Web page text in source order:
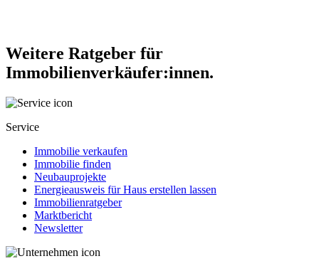
Weitere Ratgeber für
Immobilienverkäufer:innen.
Service
Immobilie verkaufen
Immobilie finden
Neubauprojekte
Energieausweis für Haus erstellen lassen
Immobilienratgeber
Marktbericht
Newsletter